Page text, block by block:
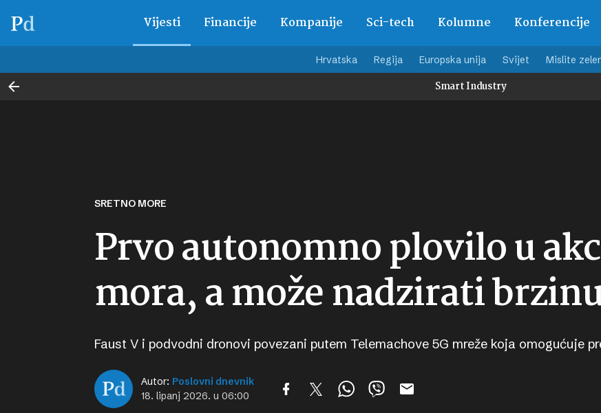
Vijesti Financije Kompanije Sci-tech Kolumne Konferencije
Hrvatska Regija Europska unija Svijet Mislite
Smart Industry
SRETNO MORE
Prvo autonomno plovilo u
mora, a može nadzirati
Faust V i podvodni dronovi povezani putem Telemachove 5G mreže koja omogućuje
Autor: Poslovni dnevnik
18. lipanj 2026. u 06:00